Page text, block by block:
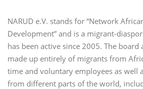
NARUD e.V. stands for “Network
Development” and is a migrant-
has been active since 2005. The
made up entirely of migrants from
time and voluntary employees as well
from different parts of the world,